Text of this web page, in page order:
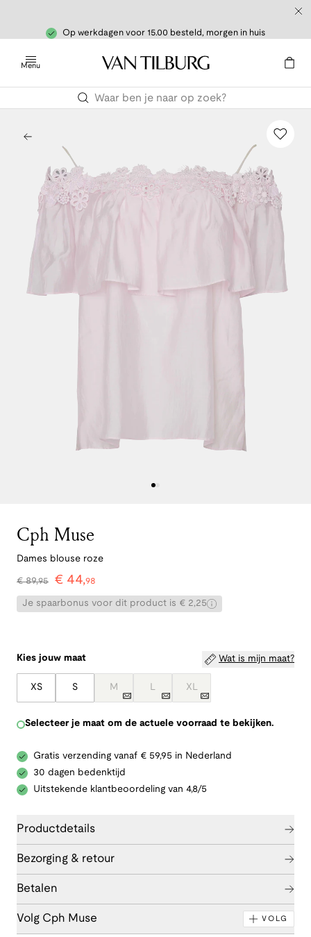
Op werkdagen voor 15.00 besteld, morgen in huis
Menu
Cph Muse
Dames blouse roze
€89,95 € 44,98
Je spaarbonus voor dit product is € 2,25
Kies jouw maat Wat is mijn maat?
XS S M L XL
Selecteer je maat om de actuele voorraad te bekijken.
Gratis verzending vanaf € 59,95 in Nederland
30 dagen bedenktijd
Uitstekende klantbeoordeling van 4,8/5
Productdetails
Bezorging & retour
Betalen
Volg Cph Muse VOLG